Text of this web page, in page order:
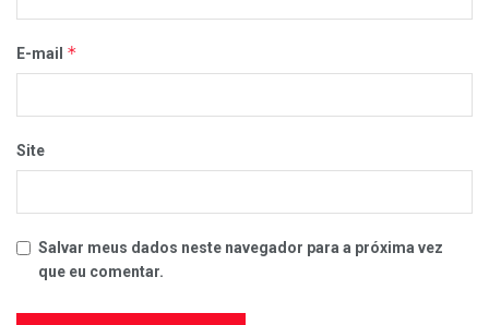
E-mail *
Site
Salvar meus dados neste navegador para a próxima vez
que eu comentar.